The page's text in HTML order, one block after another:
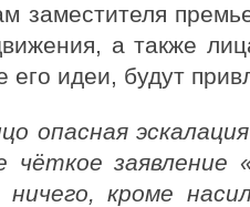
заместителя
а также
идеи, будут
опасная
заявление
кроме